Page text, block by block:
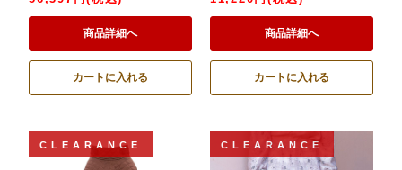
商品詳細へ
カートに入れる
商品詳細へ
カートに入れる
CLEARANCE CLEARANCE